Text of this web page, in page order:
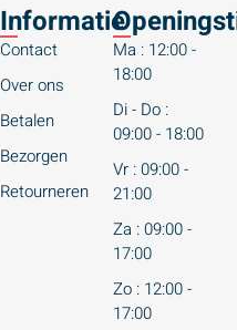
Informatie
Contact
Over ons
Betalen
Bezorgen
Retourneren
Ma : 12:00 -
18:00
Di - Do :
09:00 - 18:00
Vr : 09:00 -
21:00
Za : 09:00 -
17:00
Zo : 12:00 -
17:00